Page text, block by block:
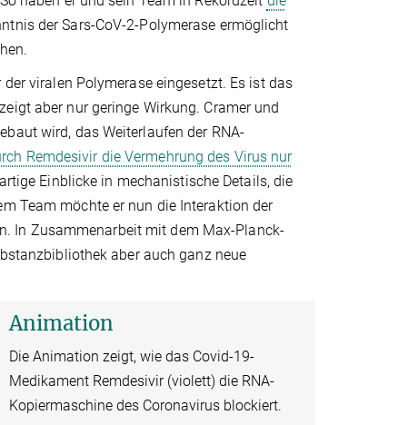
der Sars-CoV-2-Polymerase ermöglicht
viralen Polymerase eingesetzt. Es ist das
aber nur geringe Wirkung. Cramer und
wird, das Weiterlaufen der RNA-
Remdesivir die Vermehrung des Virus nur
Einblicke in mechanistische Details, die
Team möchte er nun die Interaktion der
In Zusammenarbeit mit dem Max-Planck-
aber auch ganz neue
Animation
Die Animation zeigt, wie das Covid-19-
Medikament Remdesivir (violett) die RNA-
Kopiermaschine des Coronavirus blockiert.